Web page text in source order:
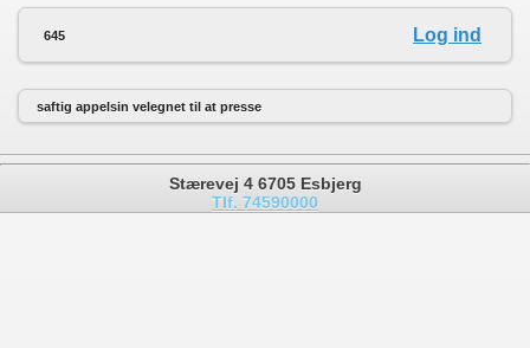
645 Log ind
saftig appelsin velegnet til at presse
Stærevej 4 6705 Esbjerg
Tlf. 74590000